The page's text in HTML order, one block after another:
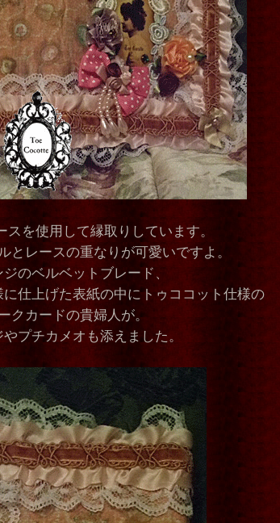
スを使用して縁取りしています。
とレースの重なりが可愛いですよ。
のベルベットブレード、
仕上げた表紙の中にトゥココット仕様の
クカードの貴婦人が。
プチカメオも添えました。